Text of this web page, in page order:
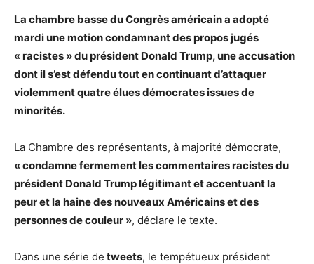
La chambre basse du Congrès américain a adopté
mardi une motion condamnant des propos jugés
« racistes » du président Donald Trump, une accusation
dont il s’est défendu tout en continuant d’attaquer
violemment quatre élues démocrates issues de
minorités.
La Chambre des représentants, à majorité démocrate,
« condamne fermement les commentaires racistes du
président Donald Trump légitimant et accentuant la
peur et la haine des nouveaux Américains et des
personnes de couleur », déclare le texte.
Dans une série de tweets, le tempétueux président